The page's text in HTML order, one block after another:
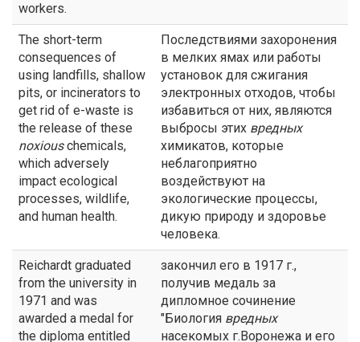
workers.
The short-term
consequences of
using landfills, shallow
pits, or incinerators to
get rid of e-waste is
the release of these
noxiouschemicals,
which adversely
impact ecological
processes, wildlife,
and human health.
Последствиями захоронения
в мелких ямах или работы
установок для сжигания
электронных отходов, чтобы
избавиться от них, являются
выбросы этих вредных
химикатов, которые
неблагоприятно
воздействуют на
экологические процессы,
дикую природу и здоровье
человека.
Reichardt graduated
from the university in
1971 and was
awarded a medal for
the diploma entitled
закончил его в 1917 г.,
получив медаль за
дипломное сочинение
"Биология вредных
насекомых г.Воронежа и его